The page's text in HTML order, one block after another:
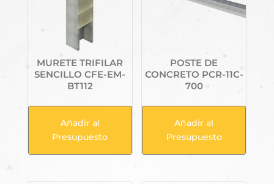
MURETE TRIFILAR
SENCILLO CFE-EM-
BT112
Añadir al
Presupuesto
POSTE DE
CONCRETO PCR-11C-
700
Añadir al
Presupuesto